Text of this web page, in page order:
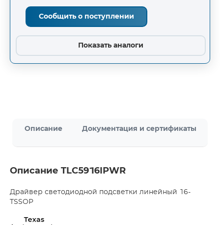
Сообщить о поступлении
Показать аналоги
Описание Документация и сертификаты
Описание TLC5916IPWR
Драйвер светодиодной подсветки линейный 16-
TSSOP